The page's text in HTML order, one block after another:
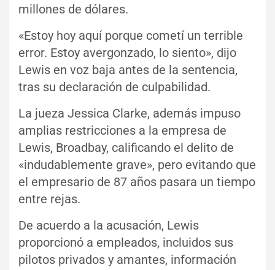
millones de dólares.
«Estoy hoy aquí porque cometí un terrible
error. Estoy avergonzado, lo siento», dijo
Lewis en voz baja antes de la sentencia,
tras su declaración de culpabilidad.
La jueza Jessica Clarke, además impuso
amplias restricciones a la empresa de
Lewis, Broadbay, calificando el delito de
«indudablemente grave», pero evitando que
el empresario de 87 años pasara un tiempo
entre rejas.
De acuerdo a la acusación, Lewis
proporcionó a empleados, incluidos sus
pilotos privados y amantes, información